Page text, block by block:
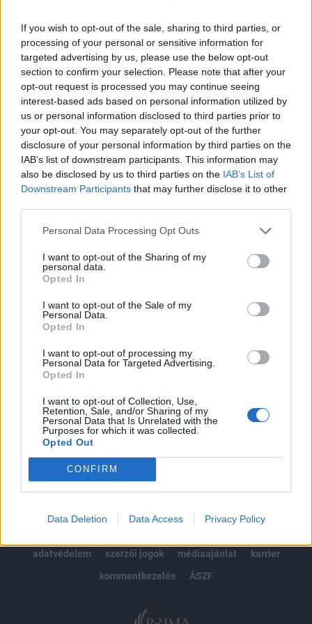
If you wish to opt-out of the sale, sharing to third parties, or
processing of your personal or sensitive information for
targeted advertising by us, please use the below opt-out
section to confirm your selection. Please note that after your
opt-out request is processed you may continue seeing
interest-based ads based on personal information utilized by
us or personal information disclosed to third parties prior to
your opt-out. You may separately opt-out of the further
disclosure of your personal information by third parties on the
IAB’s list of downstream participants. This information may
also be disclosed by us to third parties on the IAB’s List of
Downstream Participants that may further disclose it to other
Personal Data Processing Opt Outs
I want to opt-out of the Sharing of my
personal data.
Opted In
I want to opt-out of the Sale of my
Personal Data.
Opted In
I want to opt-out of processing my
Personal Data for Targeted Advertising.
Opted In
I want to opt-out of Collection, Use,
Retention, Sale, and/or Sharing of my
Personal Data that Is Unrelated with the
Purposes for which it was collected.
Opted Out
CONFIRM
Data Deletion Data Access Privacy Policy
A Tungsrammal kötött a kormány 80. stratégiai
együttműködési megállapodása, amelyek között azonban
mindössze 7 magyar vállalat található. A társaság 2018-
ban került ismét hazai tulajdonba, miután a General
Electric (GE) regionális fényforrás-, valamint globális
autólámpa-ágazatát magyar tulajdonos, a Jörg Bauer, a GE
korábbi felső vezetője irányította Tunsgram-csoport...
KEDVES OLVASÓNK!
regisztrációhoz kötött.
Az előfizetés a következőket tartalmazza:
Portfolio.hu teljes cikkarchívum
kötéslistái
Előfizetés
MÁR ELŐFIZETŐNK VAGY?BEJELENTKEZÉS
adatvédelem
szerzői jogok médiaajánlat
karrier
kommentkezelés
ÁSZF